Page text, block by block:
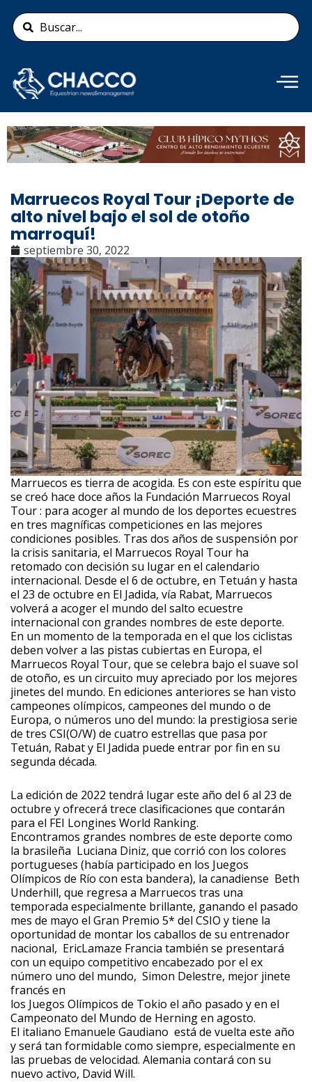
contenido
Search
...
Añade aquí tu texto de
cabecera
Marruecos Royal Tour ¡Deporte de
alto nivel bajo el sol de otoño
marroquí!
septiembre 30, 2022
Marruecos es tierra de acogida. Es con este espíritu que
se creó hace doce años la Fundación Marruecos Royal
Tour : para acoger al mundo de los deportes ecuestres
en tres magníficas competiciones en las mejores
condiciones posibles. Tras dos años de suspensión por
la crisis sanitaria, el Marruecos Royal Tour ha
retomado con decisión su lugar en el calendario
internacional. Desde el 6 de octubre, en Tetuán y hasta
el 23 de octubre en El Jadida, vía Rabat, Marruecos
volverá a acoger el mundo del salto ecuestre
internacional con grandes nombres de este deporte.
En un momento de la temporada en el que los ciclistas
deben volver a las pistas cubiertas en Europa, el
Marruecos Royal Tour, que se celebra bajo el suave sol
de otoño, es un circuito muy apreciado por los mejores
jinetes del mundo. En ediciones anteriores se han visto
campeones olímpicos, campeones del mundo o de
Europa, o números uno del mundo: la prestigiosa serie
de tres CSI(O/W) de cuatro estrellas que pasa por
Tetuán, Rabat y El Jadida puede entrar por fin en su
segunda década.
La edición de 2022 tendrá lugar este año del 6 al 23 de
octubre y ofrecerá trece clasificaciones que contarán
para el FEI Longines World Ranking.
Encontramos grandes nombres de este deporte como
la brasileña Luciana Diniz, que corrió con los colores
portugueses (había participado en los Juegos
Olímpicos de Río con esta bandera), la canadiense Beth
Underhill, que regresa a Marruecos tras una
temporada especialmente brillante, ganando el pasado
mes de mayo el Gran Premio 5* del CSIO y tiene la
oportunidad de montar los caballos de su entrenador
nacional, EricLamaze Francia también se presentará
con un equipo competitivo encabezado por el ex
número uno del mundo, Simon Delestre, mejor jinete
francés en
los Juegos Olímpicos de Tokio el año pasado y en el
Campeonato del Mundo de Herning en agosto.
El italiano Emanuele Gaudiano está de vuelta este año
y será tan formidable como siempre, especialmente en
las pruebas de velocidad. Alemania contará con su
nuevo activo, David Will.